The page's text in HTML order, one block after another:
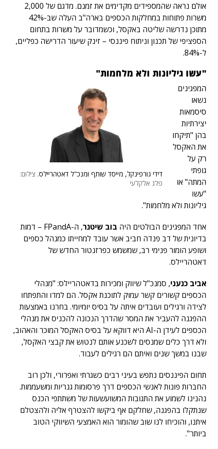
אולם נראה שהמספידים מקדימים את זמנם. מדגם של 2,000
משרות פתוחות במחלקות הכספים בארה"ב העלה שב-42%
מתוכן נדרשה שליטה באקסל, וכשמדובר על משרות בתחום
הספציפי של תכנון וניתוח פיננסי – זינק שיעור הדרישה כפליים,
ל-84%.
"עשו גיליונות ולא מלחמות"
דידי גורפינקל, מייסד שותף ומנכ"ל דאטהריילס. צילום:
פלג אלקלעי
המפגינים
נשאו
סיסמאות
יצירתיות
בהן "תיקחו
את האקסל
רק על
גופתי
המתה" או
"עשו
גיליונות ולא מלחמות".
אחד המפגינים הבולטים היה בוב שיטנר
, ה-FPandA – דמות
בדיונית של דב פנדה חביב אשר עובד למחייתו כמנהל כספים
ושופע הומור פנימי רב, שמשמש כפרזנטור החדש של
דאטהריילס.
אביב כנעני, סמנכ"ל שיווק ומכירות בדאטהריילס: "מנהלי
הכספים קשורים קשר עמוק לתוכנת אקסל. הם למדו והתפתחו
לצידה ורגילים ועובדים איתה על בסיס יומיומי. בחרנו באמצעות
ההפגנה להעביר את המסר שהדרך הנכונה להכניס את מנהלי
הכספים לעידן ה-AI היא דווקא על בסיס האקסל המוכר והאהוב,
ולא דרך כלים שמנסים לשכנע אותם לנטוש את קבצי האקסל,
שבנו במשך שנים ואיתם הם רגילים לעבוד.
תחום הפיננסים נתפש בעיני רבים כשגרתי ואפרורי, ולכן רוב
החברות פונות לאנשי הכספים דרך פרסומות גנריות ומשעממות.
נהנינו לשמוע את התגובות המשועשעות של משתתפי הכנס
שנתקלו בהפגנה, שחלקם אף ביקשו להצטרף אליה ולהצטלם
איתנו, והוכיחו לנו שוב שהומור הוא האמצעי השיווקי הטוב
ביותר".